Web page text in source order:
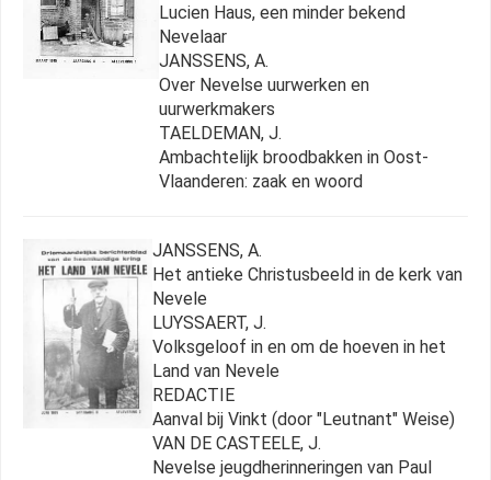
Lucien Haus, een minder bekend
Nevelaar
JANSSENS, A.
Over Nevelse uurwerken en
uurwerkmakers
TAELDEMAN, J.
Ambachtelijk broodbakken in Oost-
Vlaanderen: zaak en woord
JANSSENS, A.
Het antieke Christusbeeld in de kerk van
Nevele
LUYSSAERT, J.
Volksgeloof in en om de hoeven in het
Land van Nevele
REDACTIE
Aanval bij Vinkt (door "Leutnant" Weise)
VAN DE CASTEELE, J.
Nevelse jeugdherinneringen van Paul